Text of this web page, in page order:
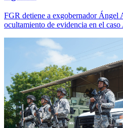
FGR detiene a exgobernador Ángel
ocultamiento de evidencia en el caso